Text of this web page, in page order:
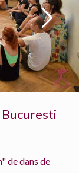
de dans de